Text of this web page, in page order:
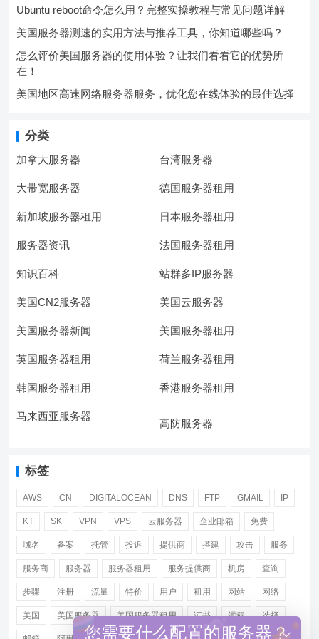
Ubuntu reboot命令怎么用？完整实操教程与常见问题详解
美国服务器测速的实用方法与推荐工具，你知道哪些吗？
怎么评价美国服务器的使用体验？让我们看看它的优势所
在！
美国地区高速网络服务器服务，优化您在线体验的最佳选择
分类
加拿大服务器 台湾服务器
大带宽服务器 德国服务器租用
新加坡服务器租用 日本服务器租用
服务器资讯 法国服务器租用
知识百科 站群多IP服务器
美国CN2服务器 美国云服务器
美国服务器新闻 美国服务器租用
英国服务器租用 荷兰服务器租用
韩国服务器租用 香港服务器租用
马来西亚服务器
高防服务器
标签
AWS CN DIGITALOCEAN DNS FTP GMAIL IP
KT SK VPN VPS 云服务器 企业邮箱 免费
域名 备案 托管 投诉 提供商 搭建 攻击 服务
服务商 服务器 服务器租用 服务提供商 机房 查询
步骤 注册 流量 特价 用户 租用 网站 网络
美国 美国服务器 美国服务器租用 证书 远程 选择
您需要什么配置的服务器？